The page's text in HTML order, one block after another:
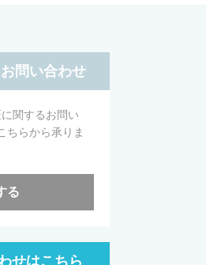
問い合わせ
関するお問い
ちらから承りま
る
せはこちら